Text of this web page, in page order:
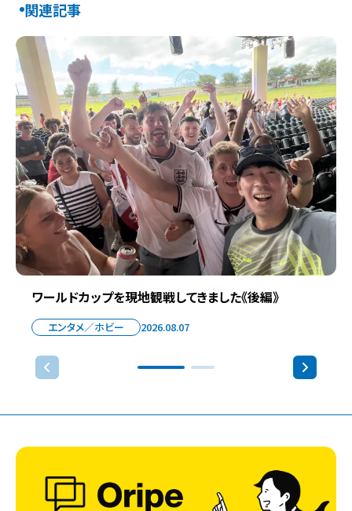
関連記事
ワールドカップを現地観戦してきました《後編》
エンタメ／ホビー 2026.08.07